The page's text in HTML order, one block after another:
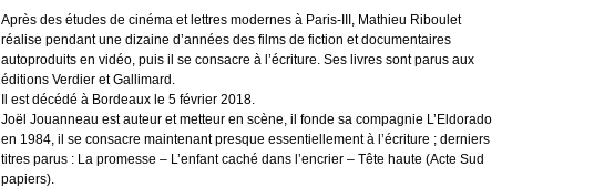
Après des études de cinéma et lettres modernes à Paris-III, Mathieu Riboulet
réalise pendant une dizaine d’années des films de fiction et documentaires
autoproduits en vidéo, puis il se consacre à l’écriture. Ses livres sont parus aux
éditions Verdier et Gallimard.
Il est décédé à Bordeaux le 5 février 2018.
Joël Jouanneau est auteur et metteur en scène, il fonde sa compagnie L’Eldorado
en 1984, il se consacre maintenant presque essentiellement à l’écriture ; derniers
titres parus : La promesse – L’enfant caché dans l’encrier – Tête haute (Acte Sud
papiers).